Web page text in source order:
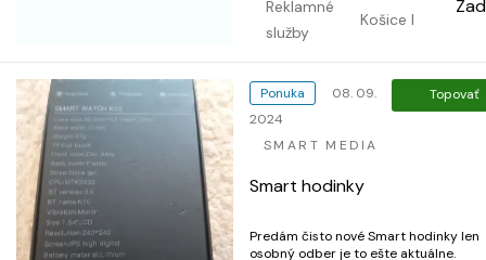
zoznamov úloh až...
Reklamné
služby
Košice I
Ponuka
08. 09.
2024
SMART MEDIA
Topovať
Smart hodinky
Predám čisto nové Smart hodinky len
osobný odber je to ešte aktuálne.